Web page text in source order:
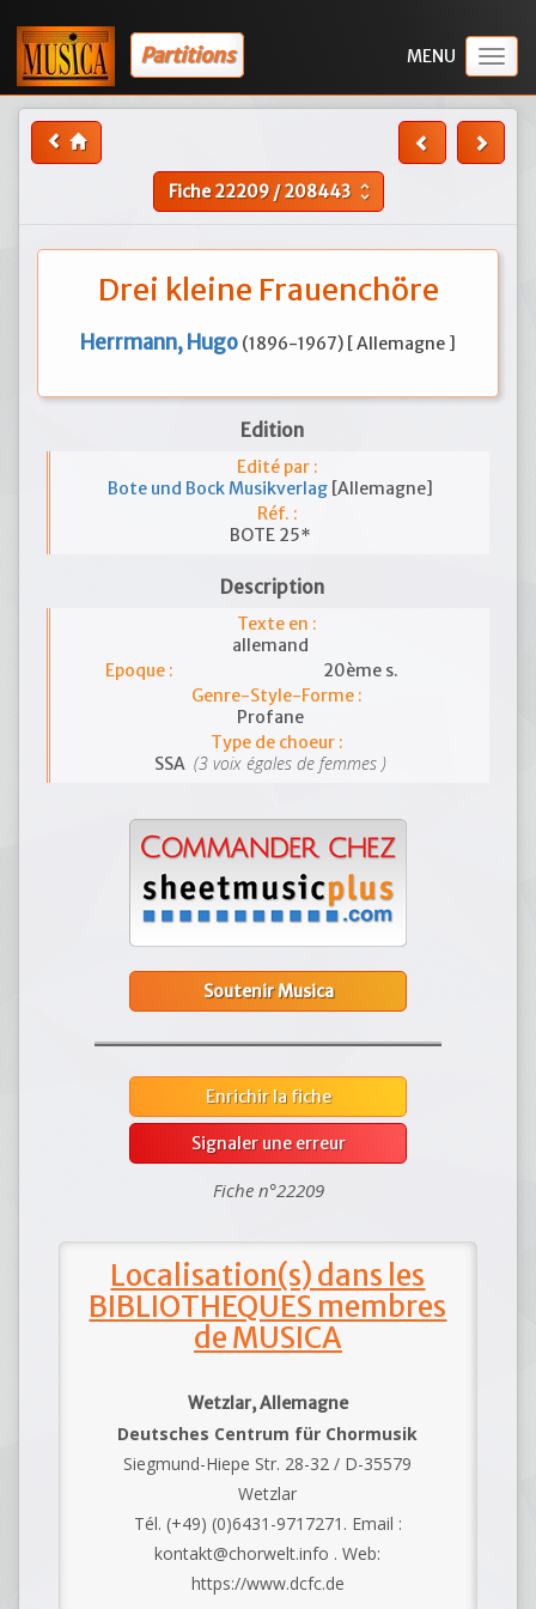
Partitions
Fiche22209/208443 unfold_more
Drei kleine Frauenchöre
Herrmann, Hugo (1896-1967) [ Allemagne ]
Edition
Edité par :
Bote und Bock Musikverlag [Allemagne]
Réf. :
BOTE 25*
Description
Texte en :
allemand
Epoque :
20ème s.
Genre-Style-Forme :
Profane
Type de choeur :
SSA (3 voix égales de femmes )
Soutenir Musica
Enrichir la fiche
Signaler une erreur
Fiche n°22209
Localisation(s) dans les
BIBLIOTHEQUES membres
de MUSICA
Wetzlar, Allemagne
Deutsches Centrum für Chormusik
Siegmund-Hiepe Str. 28-32 / D-35579
Wetzlar
Tél. (+49) (0)6431-9717271. Email :
kontakt@chorwelt.info . Web:
https://www.dcfc.de